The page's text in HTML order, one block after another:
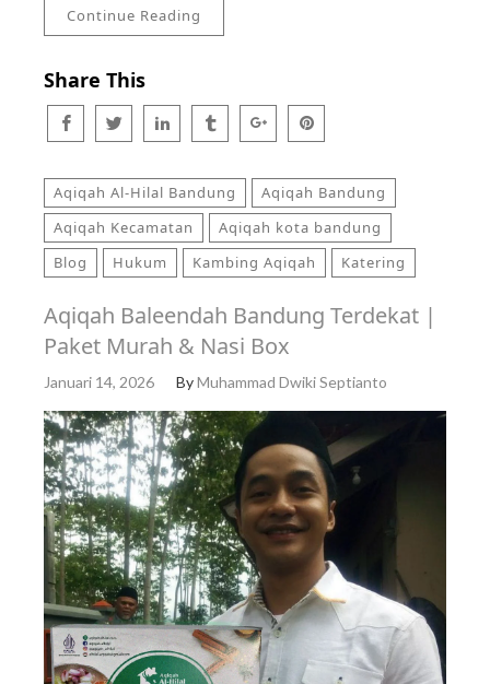
Continue Reading
Share This
Aqiqah Al-Hilal Bandung
Aqiqah Bandung
Aqiqah Kecamatan
Aqiqah kota bandung
Blog
Hukum Kambing Aqiqah Katering
Aqiqah Baleendah Bandung Terdekat |
Paket Murah & Nasi Box
Januari 14, 2026 ByMuhammad Dwiki Septianto